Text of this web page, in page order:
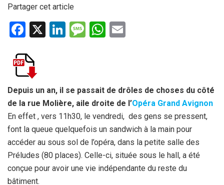
Partager cet article
F
ce
b
o
o
k
X
Li
n
M
g
e
W
A
p
p
Depuis un an, il se passait de drôles de choses du côté
de la rue Molière, aile droite de l’Opéra Grand Avignon
En effet , vers 11h30, le vendredi, des gens se pressent,
font la queue quelquefois un sandwich à la main pour
accéder au sous sol de l’opéra, dans la petite salle des
Préludes (80 places). Celle-ci, située sous le hall, a été
conçue pour avoir une vie indépendante du reste du
bâtiment.